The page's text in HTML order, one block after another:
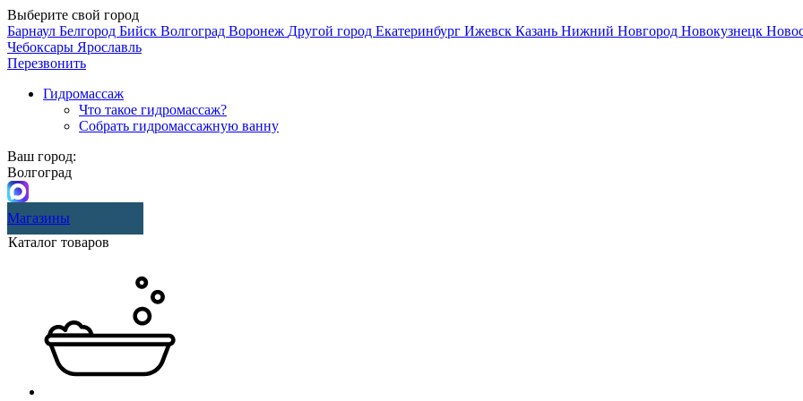
Выберите свой город
Барнаул Белгород Бийск Волгоград Воронеж Другой город Екатеринбург Ижевск Казань Нижний Новгород Новокузнецк
Чебоксары Ярославль
Перезвонить
Гидромассаж
Что такое гидромассаж?
Собрать гидромассажную ванну
Ваш город:
Волгоград
Магазины
Каталог товаров